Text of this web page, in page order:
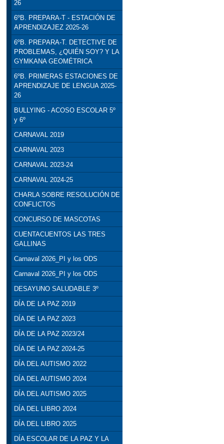
26
6ºB. PREPARA-T - ESTACIÓN DE
APRENDIZAJEZ 2025-26
6ºB. PREPARA-T. DETECTIVE DE
PROBLEMAS, ¿QUIÉN SOY? Y LA
GYMKANA GEOMÉTRICA
6ºB. PRIMERAS ESTACIONES DE
APRENDIZAJE DE LENGUA 2025-
26
BULLYING - ACOSO ESCOLAR 5º
y 6º
CARNAVAL 2019
CARNAVAL 2023
CARNAVAL 2023-24
CARNAVAL 2024-25
CHARLA SOBRE RESOLUCIÓN DE
CONFLICTOS
CONCURSO DE MASCOTAS
CUENTACUENTOS LAS TRES
GALLINAS
Carnaval 2026_PI y los ODS
Carnaval 2026_PI y los ODS
DESAYUNO SALUDABLE 3º
DÍA DE LA PAZ 2019
DÍA DE LA PAZ 2023
DÍA DE LA PAZ 2023/24
DÍA DE LA PAZ 2024-25
DÍA DEL AUTISMO 2022
DÍA DEL AUTISMO 2024
DÍA DEL AUTISMO 2025
DÍA DEL LIBRO 2024
DÍA DEL LIBRO 2025
DÍA ESCOLAR DE LA PAZ Y LA